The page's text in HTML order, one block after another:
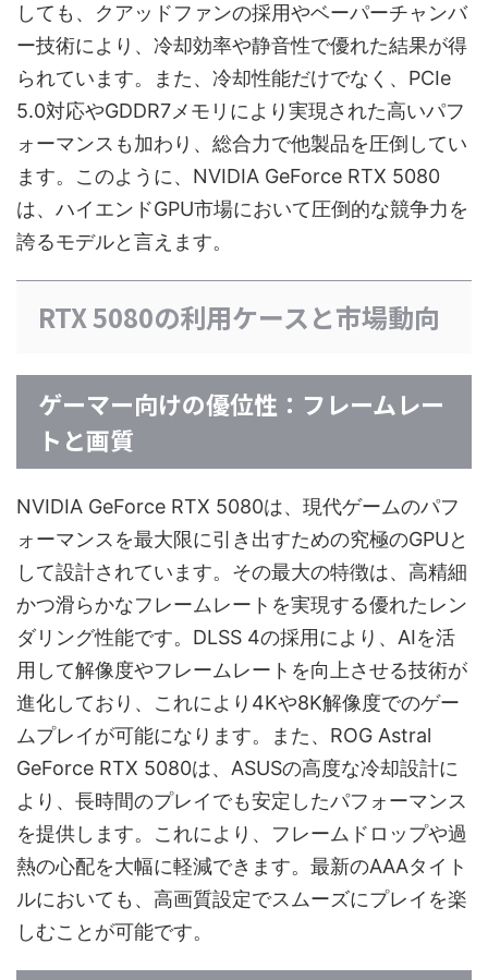
しても、クアッドファンの採用やベーパーチャンバ
ー技術により、冷却効率や静音性で優れた結果が得
られています。また、冷却性能だけでなく、PCIe
5.0対応やGDDR7メモリにより実現された高いパフ
ォーマンスも加わり、総合力で他製品を圧倒してい
ます。このように、NVIDIA GeForce RTX 5080
は、ハイエンドGPU市場において圧倒的な競争力を
誇るモデルと言えます。
RTX 5080の利用ケースと市場動向
ゲーマー向けの優位性：フレームレー
トと画質
NVIDIA GeForce RTX 5080は、現代ゲームのパフ
ォーマンスを最大限に引き出すための究極のGPUと
して設計されています。その最大の特徴は、高精細
かつ滑らかなフレームレートを実現する優れたレン
ダリング性能です。DLSS 4の採用により、AIを活
用して解像度やフレームレートを向上させる技術が
進化しており、これにより4Kや8K解像度でのゲー
ムプレイが可能になります。また、ROG Astral
GeForce RTX 5080は、ASUSの高度な冷却設計に
より、長時間のプレイでも安定したパフォーマンス
を提供します。これにより、フレームドロップや過
熱の心配を大幅に軽減できます。最新のAAAタイト
ルにおいても、高画質設定でスムーズにプレイを楽
しむことが可能です。